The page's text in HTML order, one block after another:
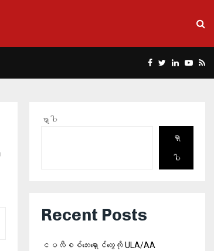
Facebook
Twitter
Linkedin
ရှာပါ
ရှာ
ပါ
Recent Posts
ငပလီစစ်ဘေးရှောင်တွေကို ULA/AA